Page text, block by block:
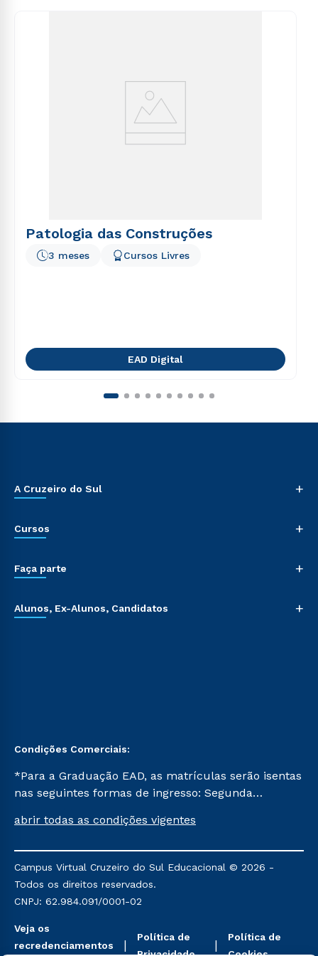
Patologia das Construções
3 meses Cursos Livres
EAD Digital
A Cruzeiro do Sul +
Cursos +
Faça parte +
Alunos, Ex-Alunos, Candidatos +
Condições Comerciais:
*Para a Graduação EAD, as matrículas serão isentas
nas seguintes formas de ingresso: Segunda
Já para as demais, a taxa de matrícula será de R$
mencionadas são referentes aos cursos: Ensino
Religioso, Geografia para a Docência e Metodologia
do Ensino de História: Questões Atuais.
abrir todas as condições vigentes
Campus Virtual Cruzeiro do Sul Educacional © 2026 -
Todos os direitos reservados.
CNPJ: 62.984.091/0001-02
Veja os
recredenciamentos
Política de
Política de